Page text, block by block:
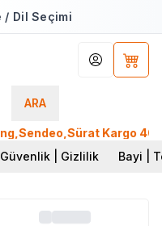
/ Dil Seçimi
ARA
Hesabım
Kargo
Güvenlik | Gizlilik Bayi |